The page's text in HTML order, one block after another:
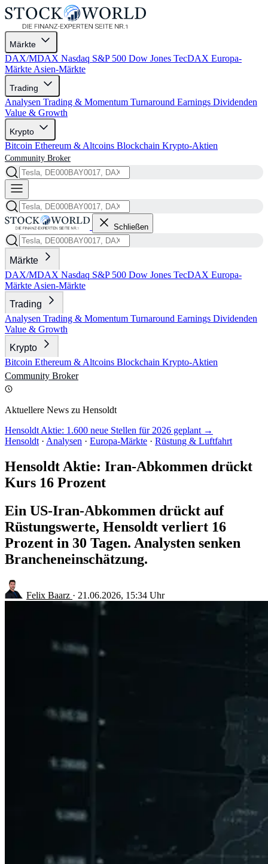
Märkte
DAX/MDAX Nasdaq S&P 500 Dow Jones TecDAX Europa-
Märkte Asien-Märkte
Trading
Analysen Trading & Momentum Turnaround Earnings Dividenden
Value & Growth
Krypto
Bitcoin Ethereum & Altcoins Blockchain Krypto-Aktien
Community Broker
Schließen
Märkte
DAX/MDAX Nasdaq S&P 500 Dow Jones TecDAX Europa-
Märkte Asien-Märkte
Trading
Analysen Trading & Momentum Turnaround Earnings Dividenden
Value & Growth
Krypto
Bitcoin Ethereum & Altcoins Blockchain Krypto-Aktien
Community Broker
Aktuellere News zu Hensoldt
Hensoldt Aktie: 1.600 neue Stellen für 2026 geplant →
Hensoldt · Analysen · Europa-Märkte · Rüstung & Luftfahrt
Hensoldt Aktie: Iran-Abkommen drückt
Kurs 16 Prozent
Ein US-Iran-Abkommen drückt auf
Rüstungswerte, Hensoldt verliert 16
Prozent in 30 Tagen. Analysten senken
Brancheneinschätzung.
Felix Baarz · 21.06.2026, 15:34 Uhr